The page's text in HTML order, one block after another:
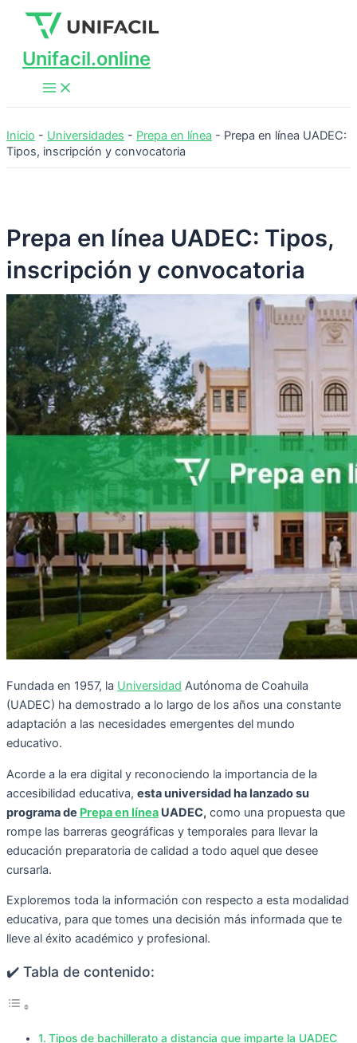
Unifacil.online
Menu
Inicio - Universidades - Prepa en línea - Prepa en línea UADEC:
Tipos, inscripción y convocatoria
Prepa en línea UADEC: Tipos,
inscripción y convocatoria
Fundada en 1957, la Universidad Autónoma de Coahuila
(UADEC) ha demostrado a lo largo de los años una constante
adaptación a las necesidades emergentes del mundo
educativo.
Acorde a la era digital y reconociendo la importancia de la
accesibilidad educativa, esta universidad ha lanzado su
programa de Prepa en línea UADEC, como una propuesta que
rompe las barreras geográficas y temporales para llevar la
educación preparatoria de calidad a todo aquel que desee
cursarla.
Exploremos toda la información con respecto a esta modalidad
educativa, para que tomes una decisión más informada que te
lleve al éxito académico y profesional.
✔️ Tabla de contenido:
Tipos de bachillerato a distancia que imparte la UADEC